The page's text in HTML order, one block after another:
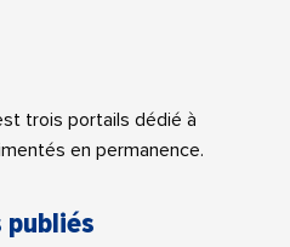
trois portails dédié à
en permanence.